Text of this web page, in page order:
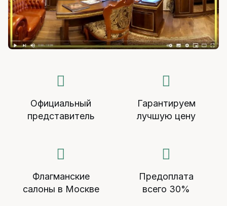
Официальный
представитель
Гарантируем
лучшую цену
Флагманские
салоны в Москве
Предоплата
всего 30%